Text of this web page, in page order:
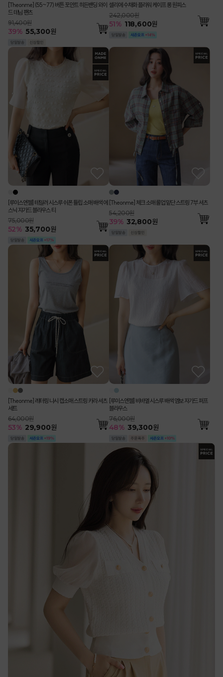
[Theonme] (55~77) 버튼 포인트 히든밴딩 와이
드 데님 팬츠
91,400원
39% 55,300원
셀리에 수채화 플라워 케이프 롱 원피스
242,000원
51% 118,600원
[루이스엔젤] 테일러 시스루 쉬폰 튤립 소매 배색 에
스닉 쟈가드 블라우스 티
75,000원
52% 35,700원
[Theonme] 체크 소매 롤업 밑단 스트링 7부 셔츠
54,200원
39% 32,800원
[Theonme] 레터링 나시 캡소매 스트링 카라 셔츠
세트
64,000원
53% 29,900원
[루이스엔젤] 비바엘 시스루 배색 엠보 자가드 퍼프
블라우스
76,000원
48% 39,300원